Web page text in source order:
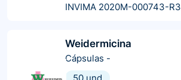
INVIMA 2020M-000743-R3
Weidermicina
Cápsulas -
50 und